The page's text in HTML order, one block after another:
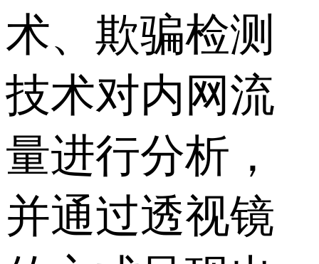
术、欺骗检测
技术对内网流
量进行分析，
并通过透视镜